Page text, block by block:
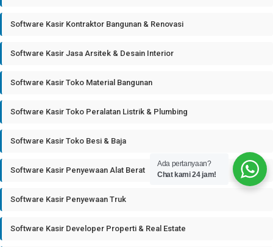
Software Kasir Kontraktor Bangunan & Renovasi
Software Kasir Jasa Arsitek & Desain Interior
Software Kasir Toko Material Bangunan
Software Kasir Toko Peralatan Listrik & Plumbing
Software Kasir Toko Besi & Baja
Software Kasir Penyewaan Alat Berat
Software Kasir Penyewaan Truk
Software Kasir Developer Properti & Real Estate
Ada pertanyaan?
Chat kami 24 jam!